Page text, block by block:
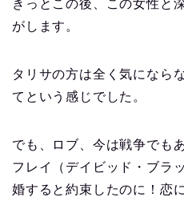
きっとこの後、この女性と
がします。
タリサの方は全く気になら
てという感じでした。
でも、ロブ、今は戦争でも
フレイ（デイビッド・ブラ
婚すると約束したのに！恋